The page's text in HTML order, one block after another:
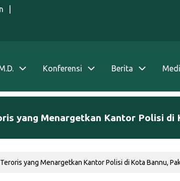
Konferensi Berita
yang Menargetkan Kantor Polisi di
yang Menargetkan Kantor Polisi di Kota Bannu,